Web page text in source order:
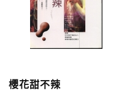
櫻花甜不辣